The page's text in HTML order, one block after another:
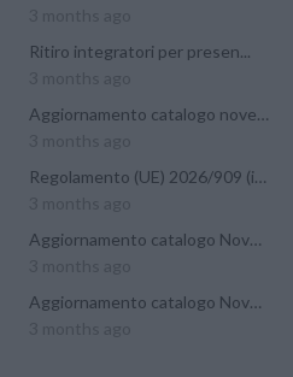
Ritiro integratori per presen...
Aggiornamento catalogo novel...
Regolamento (UE) 2026/909 (im...
Aggiornamento catalogo Novel...
Aggiornamento catalogo Novel...